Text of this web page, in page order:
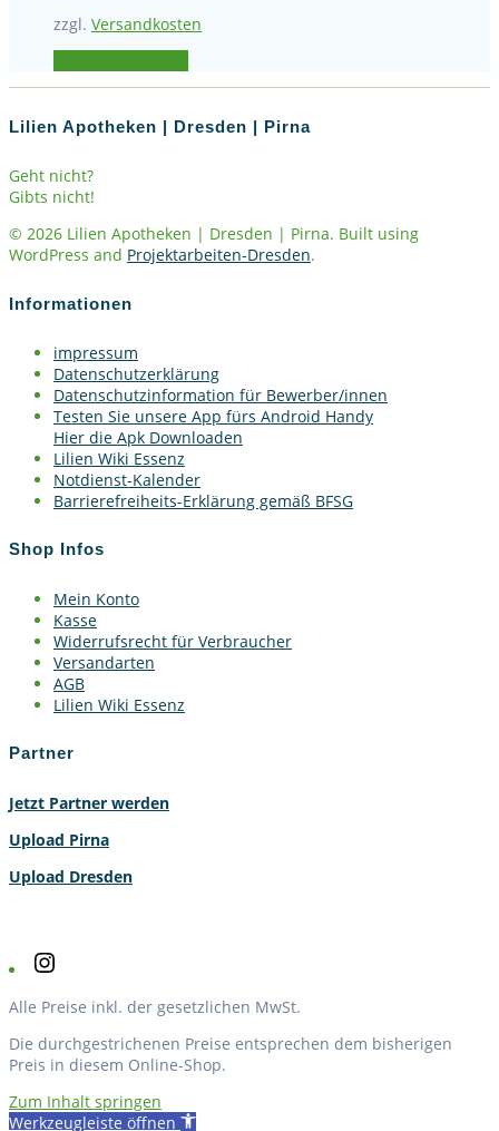
zzgl. Versandkosten
Lilien Apotheken | Dresden | Pirna
Geht nicht?
Gibts nicht!
© 2026 Lilien Apotheken | Dresden | Pirna. Built using
WordPress and Projektarbeiten-Dresden.
Informationen
impressum
Datenschutzerklärung
Datenschutzinformation für Bewerber/innen
Testen Sie unsere App fürs Android Handy
Hier die Apk Downloaden
Lilien Wiki Essenz
Notdienst-Kalender
Barrierefreiheits-Erklärung gemäß BFSG
Shop Infos
Mein Konto
Kasse
Widerrufsrecht für Verbraucher
Versandarten
AGB
Lilien Wiki Essenz
Partner
Jetzt Partner werden
Upload Pirna
Upload Dresden
Alle Preise inkl. der gesetzlichen MwSt.
Die durchgestrichenen Preise entsprechen dem bisherigen
Preis in diesem Online-Shop.
Zum Inhalt springen
Werkzeugleiste öffnen